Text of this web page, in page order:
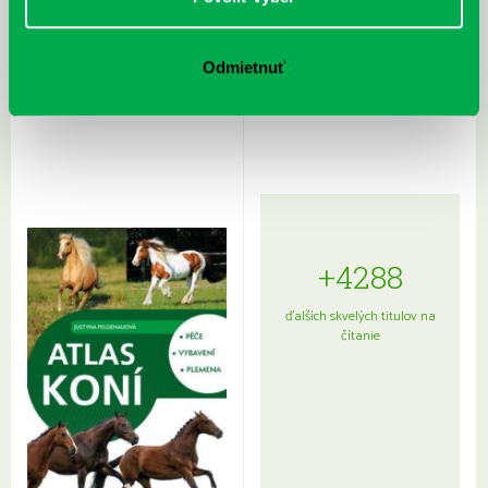
Odmietnuť
Rudź, Przemyslaw: Atlas hviezd:
Hardy, Paula: Japonsko na tanieri:
+4288
ďalších skvelých titulov na
čítanie